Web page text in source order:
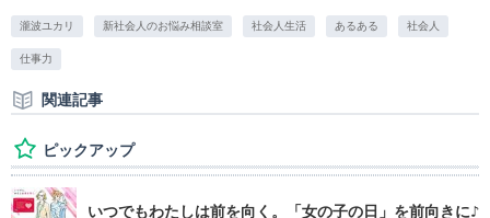
瀧波ユカリ 新社会人のお悩み相談室 社会人生活 あるある 社会人
仕事力
関連記事
ピックアップ
いつでもわたしは前を向く。「女の子の日」を前向きに♪